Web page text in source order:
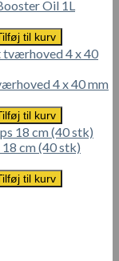
Oil 1L
til kurv
4 x 40 mm
til kurv
cm (40 stk)
til kurv